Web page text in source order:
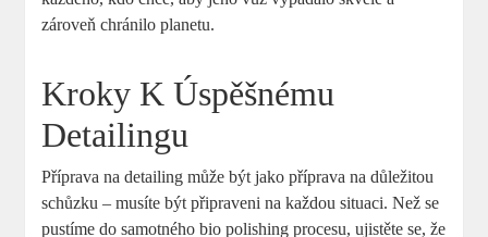
zároveň chránilo planetu.
Kroky K Úspěšnému
Detailingu
Příprava na detailing může být jako příprava na důležitou
schůzku – musíte být připraveni na každou situaci. Než se
pustíme do samotného bio polishing procesu, ujistěte se, že